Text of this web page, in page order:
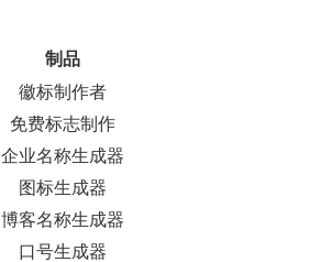
制品
徽标制作者
免费标志制作
企业名称生成器
图标生成器
博客名称生成器
口号生成器